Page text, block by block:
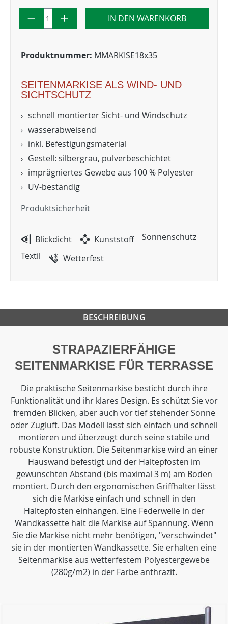
IN DEN WARENKORB
Produktnummer: MMARKISE18x35
SEITENMARKISE ALS WIND- UND
SICHTSCHUTZ
schnell montierter Sicht- und Windschutz
wasserabweisend
inkl. Befestigungsmaterial
Gestell: silbergrau, pulverbeschichtet
imprägniertes Gewebe aus 100 % Polyester
UV-beständig
Produktsicherheit
Blickdicht Kunststoff
Sonnenschutz
Textil
Wetterfest
BESCHREIBUNG
STRAPAZIERFÄHIGE
SEITENMARKISE FÜR TERRASSE
Die praktische Seitenmarkise besticht durch ihre
Funktionalität und ihr klares Design. Es schützt Sie vor
fremden Blicken, aber auch vor tief stehender Sonne
oder Zugluft. Das Modell lässt sich einfach und schnell
montieren und überzeugt durch seine stabile und
robuste Konstruktion. Die Seitenmarkise wird an einer
Hauswand befestigt und der Haltepfosten im
gewünschten Abstand (bis maximal 3 m) am Boden
montiert. Durch den ergonomischen Griffhalter lässt
sich die Markise einfach und schnell in den
Haltepfosten einhängen. Eine Federwelle in der
Wandkassette hält die Markise auf Spannung. Wenn
Sie die Markise nicht mehr benötigen, "verschwindet"
sie in der montierten Wandkassette. Sie erhalten eine
Seitenmarkise aus wetterfestem Polyestergewebe
(280g/m2) in der Farbe anthrazit.